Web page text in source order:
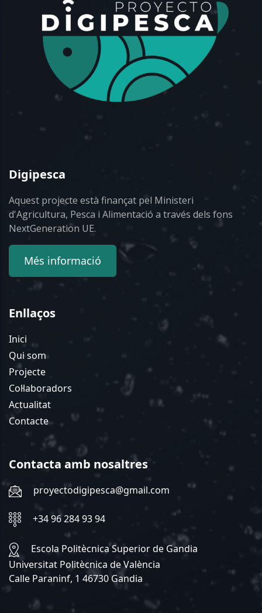
Digipesca
Aquest projecte està finançat pel Ministeri
d'Agricultura, Pesca i Alimentació a través dels fons
NextGeneration UE.
Més informació
Enllaços
Inici
Qui som
Projecte
Col·laboradors
Actualitat
Contacte
Contacta amb nosaltres
proyectodigipesca@gmail.com
+34 96 284 93 94
Escola Politècnica Superior de Gandia
Universitat Politècnica de València
Calle Paraninf, 1 46730 Gandia